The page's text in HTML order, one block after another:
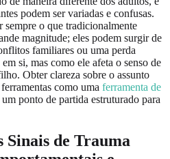
podem ser variadas e confusas.
sempre o que tradicionalmente
magnitude; eles podem surgir de
familiares ou uma perda
si, mas como ele afeta o senso de
Obter clareza sobre o assunto
como uma ferramenta de
ponto de partida estruturado para
Sinais de Trauma